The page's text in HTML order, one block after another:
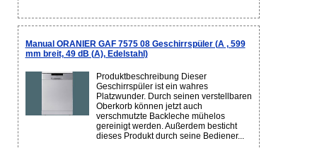
Manual ORANIER GAF 7575 08 Geschirrspüler (A , 599
mm breit, 49 dB (A), Edelstahl)
Produktbeschreibung Dieser
Geschirrspüler ist ein wahres
Platzwunder. Durch seinen verstellbaren
Oberkorb können jetzt auch
verschmutzte Backleche mühelos
gereinigt werden. Außerdem besticht
dieses Produkt durch seine Bediener...